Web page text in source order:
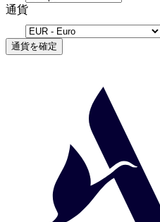
通貨
通貨を確定